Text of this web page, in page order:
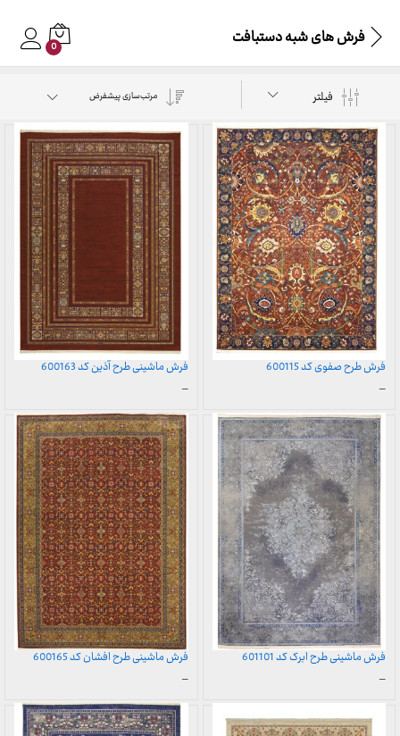
فرش های شبه دستبافت 0
فیلتر مرتب‌سازی پیشفرض
فرش طرح صفوی کد 600115
–محدوده
899,000 تومان
تا
23,999,000 تومان
فرش ماشینی طرح آذین کد 600163
–محدوده
899,000 تومان
تا
23,999,000 تومان
فرش ماشینی طرح ابرک کد 601101
–محدوده
899,000 تومان
23,999,000 تومان
فرش ماشینی طرح افشان کد 600165
–محدوده
899,000 تومان
تا
23,999,000 تومان